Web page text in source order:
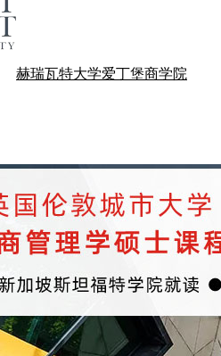
赫瑞瓦特大学爱丁堡商学院